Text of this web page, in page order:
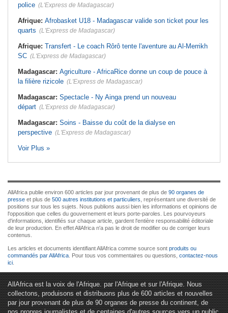
police (L'Express de Madagascar)
Afrique: Afrobasket U18 - Madagascar valide son ticket pour les
quarts (L'Express de Madagascar)
Afrique: Transfert - Le coach Rôrô tente l'aventure au Al-Merrikh
SC (L'Express de Madagascar)
Madagascar: Agriculture - AfricaRice donne un coup de pouce à
la filière rizicole (L'Express de Madagascar)
Madagascar: Spectacle - Ny Ainga prend un nouveau
départ (L'Express de Madagascar)
Madagascar: Soins - Baisse du coût de la dialyse en
perspective (L'Express de Madagascar)
Voir Plus »
AllAfrica publie environ 600 articles par jour provenant de plus de 90 organes de
presse et plus de 500 autres institutions et particuliers , représentant une diversité de
positions sur tous les sujets. Nous publions aussi bien les informations et opinions de
l'opposition que celles du gouvernement et leurs porte-paroles. Les pourvoyeurs
d'informations, identifiés sur chaque article, gardent l'entière responsabilité éditoriale
de leur production. En effet AllAfrica n'a pas le droit de modifier ou de corriger leurs
contenus.
Les articles et documents identifiant AllAfrica comme source sont produits ou
commandés par AllAfrica . Pour tous vos commentaires ou questions, contactez-nous
ici
AllAfrica est la voix de l'Afrique. par l'Afrique et sur l'Afrique. Nous
collectons, produisons et distribuons plus de 600 articles et nouvelles
par jour provenant de plus de 90 organes de presse du continent, de